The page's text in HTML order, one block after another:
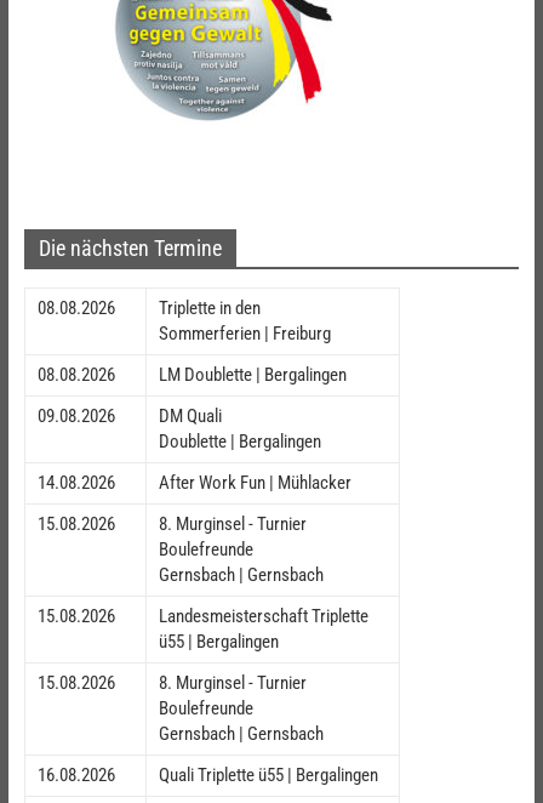
Die nächsten Termine
08.08.2026
Triplette in den
Sommerferien | Freiburg
08.08.2026
LM Doublette | Bergalingen
09.08.2026
DM Quali
Doublette | Bergalingen
14.08.2026
After Work Fun | Mühlacker
15.08.2026
8. Murginsel - Turnier
Boulefreunde
Gernsbach | Gernsbach
15.08.2026
Landesmeisterschaft Triplette
ü55 | Bergalingen
15.08.2026
8. Murginsel - Turnier
Boulefreunde
Gernsbach | Gernsbach
16.08.2026
Quali Triplette ü55 | Bergalingen